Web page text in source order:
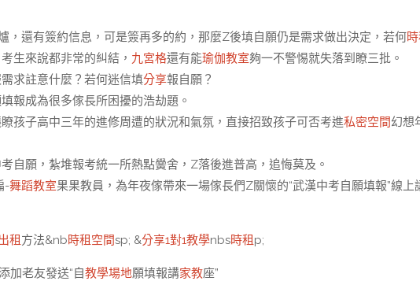
，還有簽約信息，可是簽再多的約，那麼Z後填自願仍是需求做出決定，若何
生來說都非常的糾結， 九宮格還有能瑜伽教室夠一不警惕就失落到瞭三批。
求註意什麼？若何迷信填分享報自願？
報成為很多傢長所困擾的浩劫題。
孩子高中三年的進修周遭的狀況和氣氛，直接招致孩子可否考進私密空間幻想
自願，紮堆報考統一所熱點黌舍，Z落後進普高，追悔莫及。
-舞蹈教室果果教員，為年夜傢帶來一場傢長們Z關懷的“武漢中考自願填報”線上
租 方法&nb時租空間sp; &分享1對1教學nbs時租 p;
加老友發送“自教學場地願填報講家教座”